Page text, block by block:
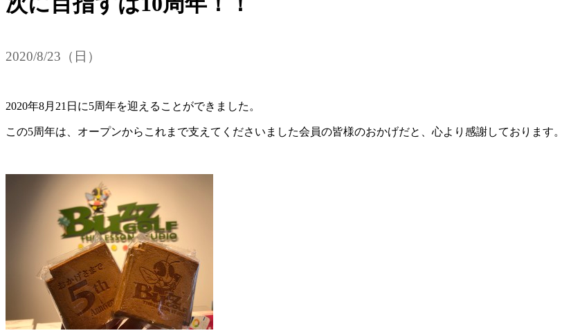
2020/8/23（日）
2020年8月21日に5周年を迎えることができました。
この5周年は、オープンからこれまで支えてくださいました会員の皆様のおかげだと、心より感謝しております。